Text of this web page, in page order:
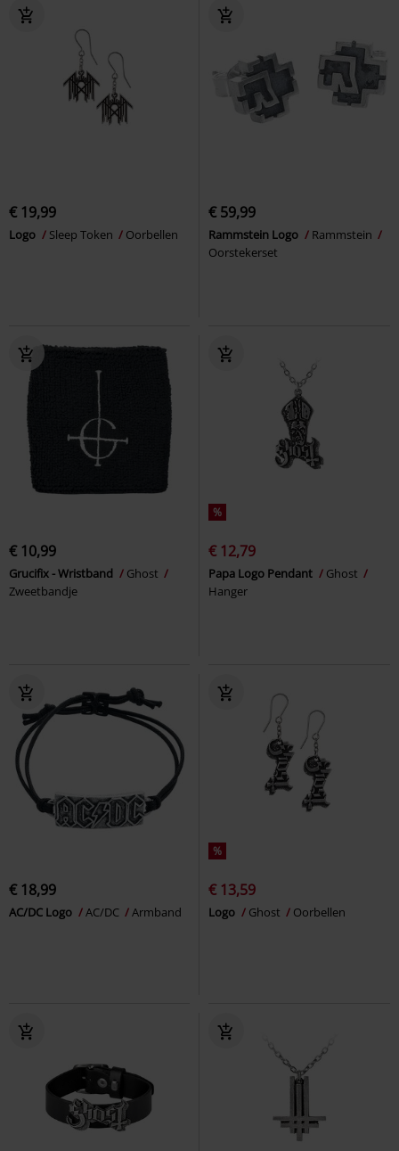
€ 19,99
Logo Sleep Token Oorbellen
€ 59,99
Rammstein Logo
Rammstein
Oorstekerset
€ 10,99
Grucifix - Wristband
Ghost
Zweetbandje
%
€ 12,79
Papa Logo Pendant
Ghost
Hanger
€ 18,99
AC/DC Logo AC/DC Armband
%
€ 13,59
Logo Ghost Oorbellen